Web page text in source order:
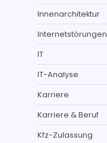
Innenarchitektur
Internetstörungen
IT
IT-Analyse
Karriere
Karriere & Beruf
Kfz-Zulassung